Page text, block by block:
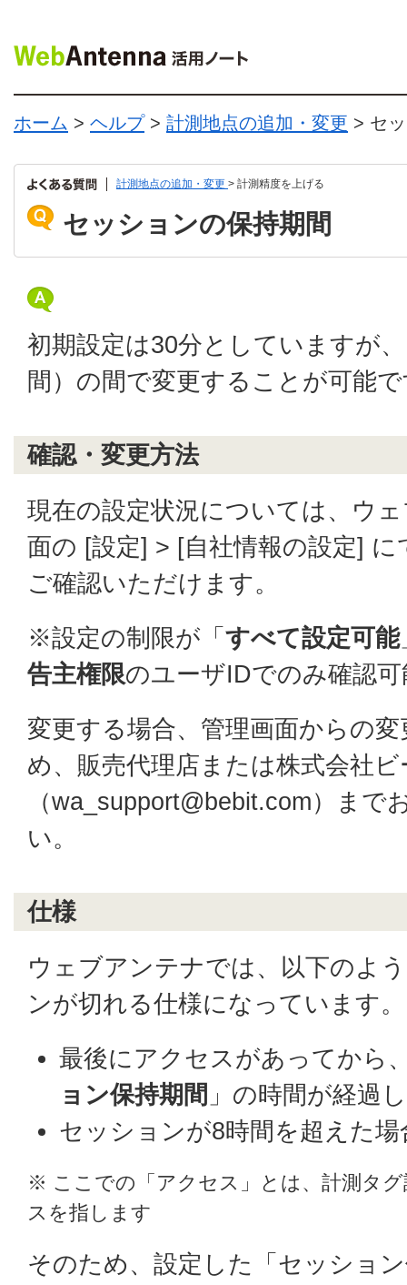
ホーム > ヘルプ> 計測地点の追加・変更 > セ
計測地点の追加・変更 > 計測精度を上げる
セッションの保持期間
初期設定は30分としていますが
間）の間で変更することが可能
確認・変更方法
現在の設定状況については、ウ
面の [設定] > [自社情報の設定] に
ご確認いただけます。
※設定の制限が「 すべて設定可能
告主権限のユーザIDでのみ確認
変更する場合、管理画面からの
め、販売代理店または株式会社
（wa_support@bebit.com）まで
い。
仕様
ウェブアンテナでは、以下のよ
ンが切れる仕様になっています。
最後にアクセスがあってから
ョン保持期間 」の時間が経過
セッションが8時間を超えた場
※ ここでの「アクセス」とは、計測タ
スを指します
そのため、設定した「セッショ